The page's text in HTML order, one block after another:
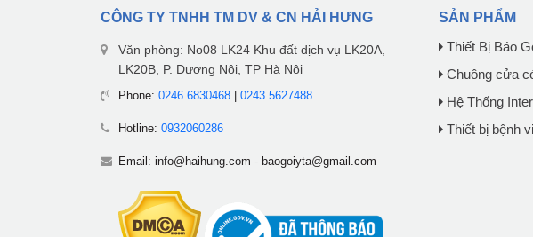
CÔNG TY TNHH TM DV & CN HẢI HƯNG
Văn phòng: No08 LK24 Khu đất dịch vụ LK20A,
LK20B, P. Dương Nội, TP Hà Nội
Phone: 0246.6830468| 0243.5627488
Hotline: 0932060286
Email: info@haihung.com - baogoiyta@gmail.com
SẢN PHẨM
Thiết Bị Báo
Chuông cửa
Hệ Thống
Thiết bị bệnh